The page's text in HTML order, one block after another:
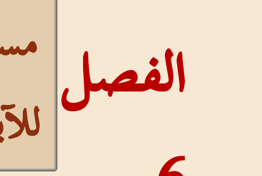
الفصل مستمر
للآيات